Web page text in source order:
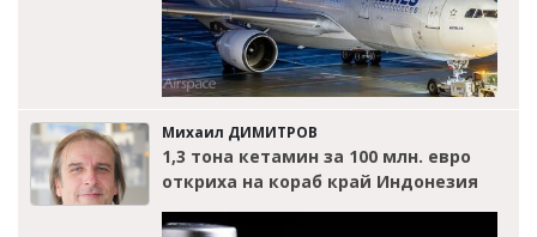
Михаил ДИМИТРОВ
1,3 тона кетамин за 100 млн. евро
откриха на кораб край Индонезия